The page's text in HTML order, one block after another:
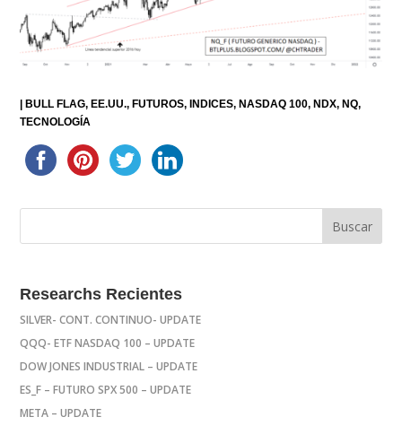
BULL FLAG EE.UU. FUTUROS INDICES NASDAQ 100 NDX NQ
TECNOLOGÍA
Researchs Recientes
SILVER- CONT. CONTINUO- UPDATE
QQQ- ETF NASDAQ 100 – UPDATE
DOW JONES INDUSTRIAL – UPDATE
ES_F – FUTURO SPX 500 – UPDATE
META – UPDATE